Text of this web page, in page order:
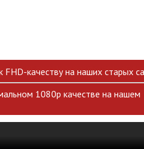
FHD-качеству на наших старых
1080p качестве на нашем